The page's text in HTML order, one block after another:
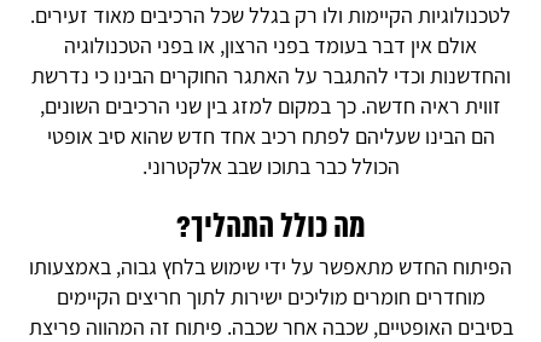
לטכנולוגיות הקיימות ולו רק בגלל שכל הרכיבים מאוד זעירים.
אולם אין דבר בעומד בפני הרצון, או בפני הטכנולוגיה
והחדשנות וכדי להתגבר על האתגר החוקרים הבינו כי נדרשת
זווית ראיה חדשה. כך במקום למזג בין שני הרכיבים השונים,
הם הבינו שעליהם לפתח רכיב אחד חדש שהוא סיב אופטי
הכולל כבר בתוכו שבב אלקטרוני.
מה כולל התהליך?
הפיתוח החדש מתאפשר על ידי שימוש בלחץ גבוה, באמצעותו
מוחדרים חומרים מוליכים ישירות לתוך חריצים הקיימים
בסיבים האופטיים, שכבה אחר שכבה. פיתוח זה המהווה פריצת